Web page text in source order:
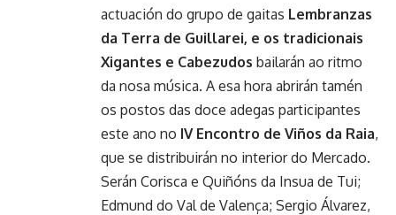
actuación do grupo de gaitas Lembranzas
da Terra de Guillarei, e os tradicionais
Xigantes e Cabezudos bailarán ao ritmo
da nosa música. A esa hora abrirán tamén
os postos das doce adegas participantes
este ano no IV Encontro de Viños da Raia,
que se distribuirán no interior do Mercado.
Serán Corisca e Quiñóns da Insua de Tui;
Edmund do Val de Valença; Sergio Álvarez,